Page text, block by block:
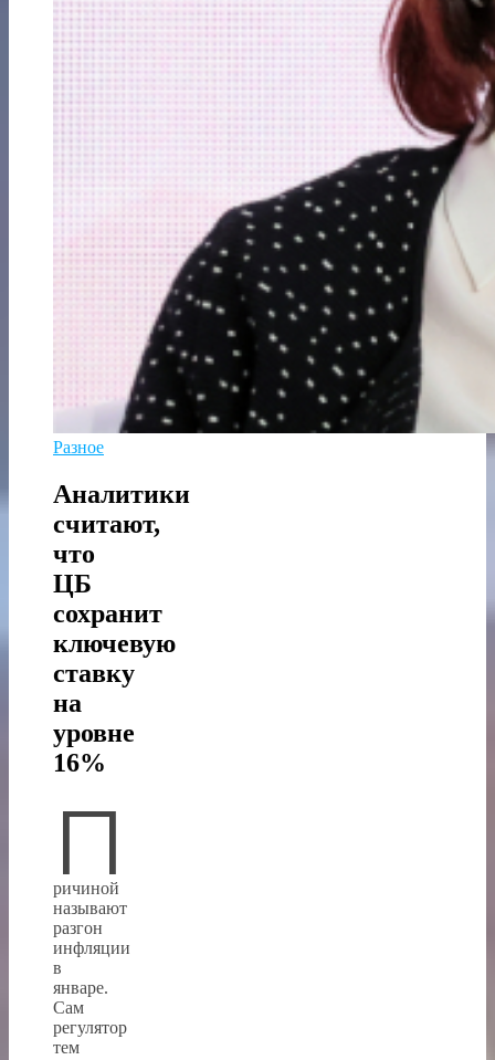
Разное
Аналитики
считают,
что
ЦБ
сохранит
ключевую
ставку
на
уровне
16%
П
ричиной
называют
разгон
инфляции
в
январе.
Сам
регулятор
тем